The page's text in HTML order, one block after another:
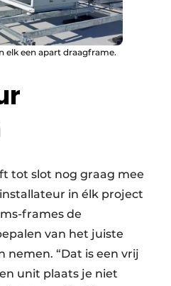
elk een apart draagframe.
tot slot nog graag mee
in élk project
frames de
van het juiste
nemen. “Dat is een vrij
unit plaats je niet